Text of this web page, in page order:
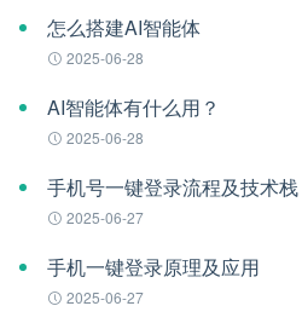
怎么搭建AI智能体
2025-06-28
AI智能体有什么用？
2025-06-28
手机号一键登录流程及技术栈
2025-06-27
手机一键登录原理及应用
2025-06-27